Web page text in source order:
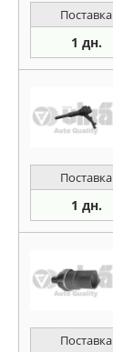
Поставка
1 дн.
Поставка
1 дн.
Поставка